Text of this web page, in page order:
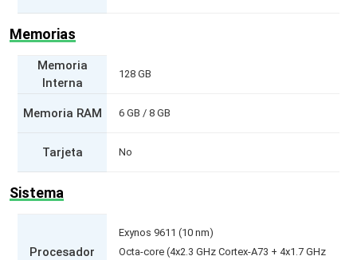
Memorias
Memoria
Interna
128 GB
Memoria RAM 6 GB / 8 GB
Tarjeta No
Sistema
Procesador
Exynos 9611 (10 nm)
Octa-core (4x2.3 GHz Cortex-A73 + 4x1.7 GHz